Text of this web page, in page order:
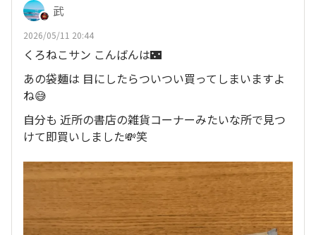
武
2026/05/11 20:44
くろねこサン こんばんは🌃
あの袋麺は 目にしたらついつい買ってしまいますよ
ね😅
自分も 近所の書店の雑貨コーナーみたいな所で見つ
けて即買いしました💸笑